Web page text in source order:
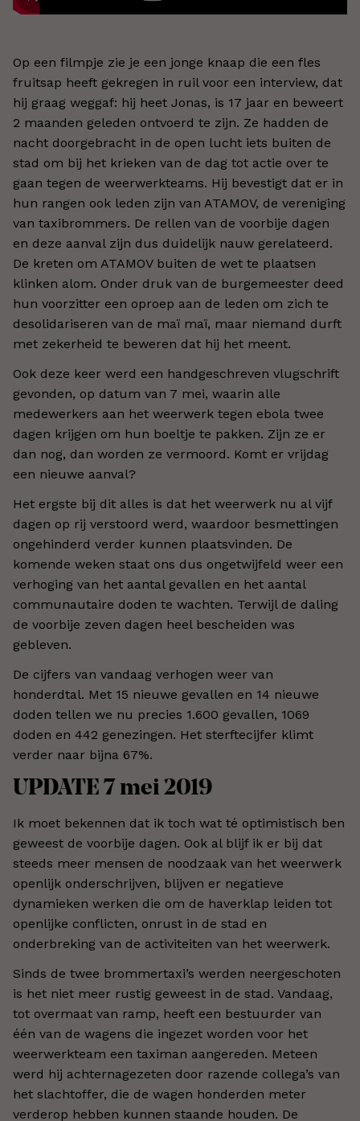
Op een filmpje zie je een jonge knaap die een fles
fruitsap heeft gekregen in ruil voor een interview, dat
hij graag weggaf: hij heet Jonas, is 17 jaar en beweert
2 maanden geleden ontvoerd te zijn. Ze hadden de
nacht doorgebracht in de open lucht iets buiten de
stad om bij het krieken van de dag tot actie over te
gaan tegen de weerwerkteams. Hij bevestigt dat er in
hun rangen ook leden zijn van ATAMOV, de vereniging
van taxibrommers. De rellen van de voorbije dagen
en deze aanval zijn dus duidelijk nauw gerelateerd.
De kreten om ATAMOV buiten de wet te plaatsen
klinken alom. Onder druk van de burgemeester deed
hun voorzitter een oproep aan de leden om zich te
desolidariseren van de maï maï, maar niemand durft
met zekerheid te beweren dat hij het meent.
Ook deze keer werd een handgeschreven vlugschrift
gevonden, op datum van 7 mei, waarin alle
medewerkers aan het weerwerk tegen ebola twee
dagen krijgen om hun boeltje te pakken. Zijn ze er
dan nog, dan worden ze vermoord. Komt er vrijdag
een nieuwe aanval?
Het ergste bij dit alles is dat het weerwerk nu al vijf
dagen op rij verstoord werd, waardoor besmettingen
ongehinderd verder kunnen plaatsvinden. De
komende weken staat ons dus ongetwijfeld weer een
verhoging van het aantal gevallen en het aantal
communautaire doden te wachten. Terwijl de daling
de voorbije zeven dagen heel bescheiden was
gebleven.
De cijfers van vandaag verhogen weer van
honderdtal. Met 15 nieuwe gevallen en 14 nieuwe
doden tellen we nu precies 1.600 gevallen, 1069
doden en 442 genezingen. Het sterftecijfer klimt
verder naar bijna 67%.
UPDATE 7 mei 2019
Ik moet bekennen dat ik toch wat té optimistisch ben
geweest de voorbije dagen. Ook al blijf ik er bij dat
steeds meer mensen de noodzaak van het weerwerk
openlijk onderschrijven, blijven er negatieve
dynamieken werken die om de haverklap leiden tot
openlijke conflicten, onrust in de stad en
onderbreking van de activiteiten van het weerwerk.
Sinds de twee brommertaxi’s werden neergeschoten
is het niet meer rustig geweest in de stad. Vandaag,
tot overmaat van ramp, heeft een bestuurder van
één van de wagens die ingezet worden voor het
weerwerkteam een taximan aangereden. Meteen
werd hij achternagezeten door razende collega’s van
het slachtoffer, die de wagen honderden meter
verderop hebben kunnen staande houden. De